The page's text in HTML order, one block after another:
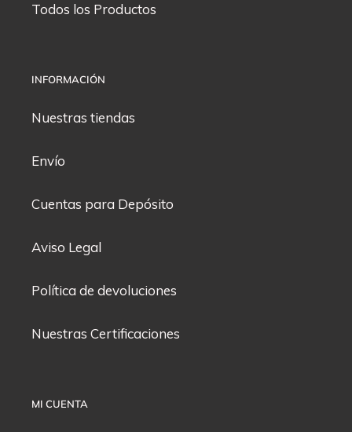
Todos los Productos
INFORMACIÓN
Nuestras tiendas
Envío
Cuentas para Depósito
Aviso Legal
Política de devoluciones
Nuestras Certificaciones
MI CUENTA